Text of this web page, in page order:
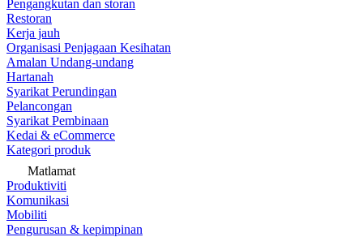
Pengangkutan dan storan
Restoran
Kerja jauh
Organisasi Penjagaan Kesihatan
Amalan Undang-undang
Hartanah
Syarikat Perundingan
Pelancongan
Syarikat Pembinaan
Kedai & eCommerce
Kategori produk
Matlamat
Produktiviti
Komunikasi
Mobiliti
Pengurusan & kepimpinan